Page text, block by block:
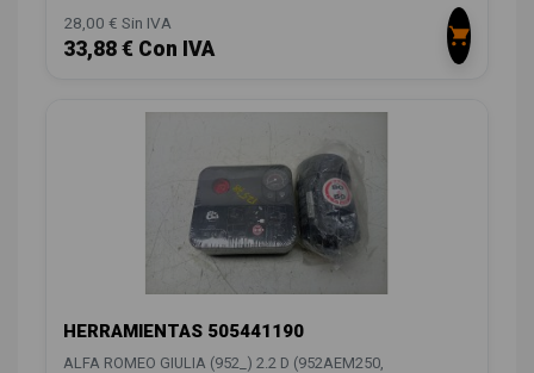
28,00 € Sin IVA
33,88 € Con IVA
HERRAMIENTAS 505441190
ALFA ROMEO GIULIA (952_) 2.2 D (952AEM250,